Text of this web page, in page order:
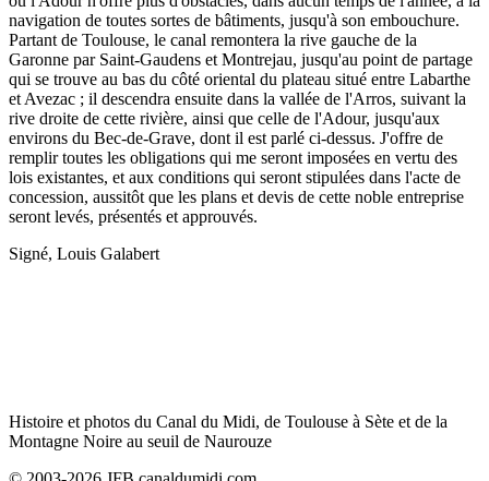
navigation de toutes sortes de bâtiments, jusqu'à son embouchure.
Partant de Toulouse, le canal remontera la rive gauche de la
Garonne par Saint-Gaudens et Montrejau, jusqu'au point de partage
qui se trouve au bas du côté oriental du plateau situé entre Labarthe
et Avezac ; il descendra ensuite dans la vallée de l'Arros, suivant la
rive droite de cette rivière, ainsi que celle de l'Adour, jusqu'aux
environs du Bec-de-Grave, dont il est parlé ci-dessus. J'offre de
remplir toutes les obligations qui me seront imposées en vertu des
lois existantes, et aux conditions qui seront stipulées dans l'acte de
concession, aussitôt que les plans et devis de cette noble entreprise
seront levés, présentés et approuvés.
Signé, Louis Galabert
Histoire et photos du Canal du Midi, de Toulouse à Sète et de la
Montagne Noire au seuil de Naurouze